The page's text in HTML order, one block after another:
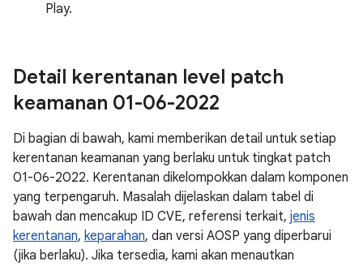
Play.
Detail kerentanan level patch
keamanan 01-06-2022
Di bagian di bawah, kami memberikan detail untuk setiap
kerentanan keamanan yang berlaku untuk tingkat patch
01-06-2022. Kerentanan dikelompokkan dalam komponen
yang terpengaruh. Masalah dijelaskan dalam tabel di
bawah dan mencakup ID CVE, referensi terkait, jenis
kerentanan, keparahan, dan versi AOSP yang diperbarui
(jika berlaku). Jika tersedia, kami akan menautkan